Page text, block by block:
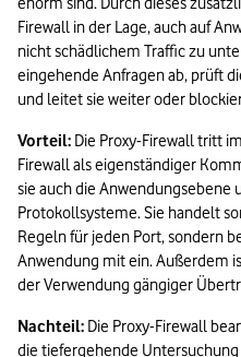
Firewall in der Lage, auch auf
nicht schädlichem Traffic zu
eingehende Anfragen ab, prüft
und leitet sie weiter oder
Vorteil: Die Proxy-Firewall tritt
Firewall als eigenständiger
sie auch die Anwendungsebene
Protokollsysteme. Sie handelt
Regeln für jeden Port, sondern
Anwendung mit ein. Außerdem
der Verwendung gängiger
Nachteil: Die Proxy-Firewall
die tiefergehende